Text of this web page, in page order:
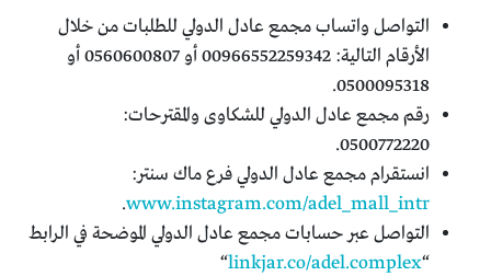
التواصل واتساب مجمع عادل الدولي للطلبات من خلال
الأرقام التالية: 00966552259342 أو 0560600807 أو
0500095318.
رقم مجمع عادل الدولي للشكاوى والمقترحات:
0500772220.
انستقرام مجمع عادل الدولي فرع ماك سنتر:
www.instagram.com/adel_mall_intr
.
التواصل عبر حسابات مجمع عادل الدولي الموضحة في الرابط
“
linkjar.co/adel.complex
“